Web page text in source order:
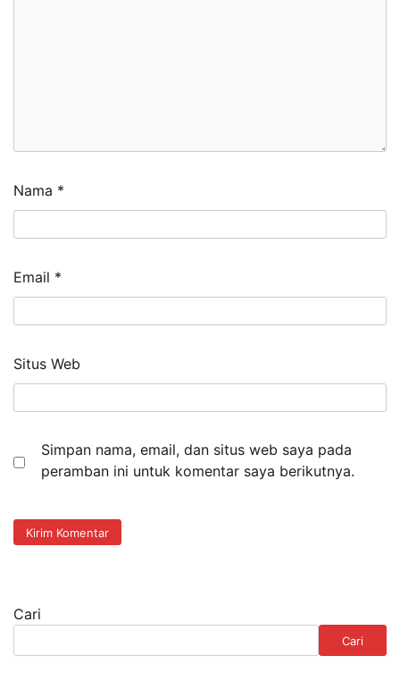
Nama *
Email *
Situs Web
Simpan nama, email, dan situs web saya pada
peramban ini untuk komentar saya berikutnya.
Cari
Cari